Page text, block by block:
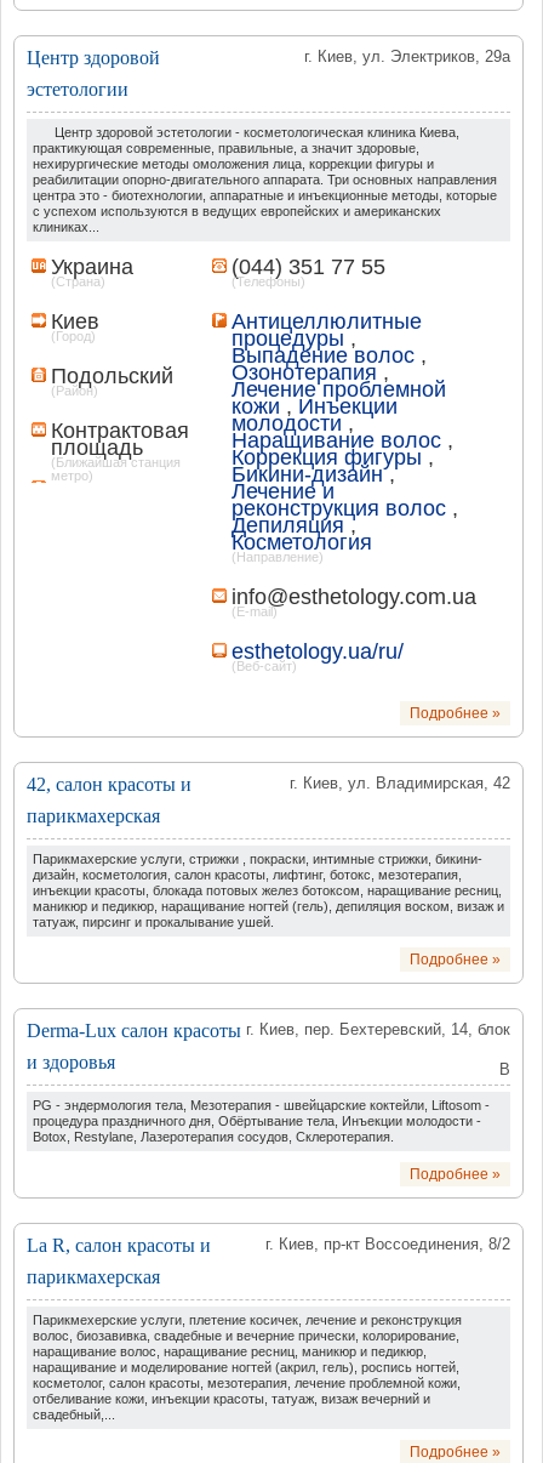
г. Киев, ул. Электриков, 29а
Центр здоровой
эстетологии
Центр здоровой эстетологии - косметологическая клиника Киева,
практикующая современные, правильные, а значит здоровые,
нехирургические методы омоложения лица, коррекции фигуры и
реабилитации опорно-двигательного аппарата. Три основных направления
центра это - биотехнологии, аппаратные и инъекционные методы, которые
с успехом используются в ведущих европейских и американских
клиниках...
Украина
(Страна)
Киев
(Город)
Подольский
(Район)
Контрактовая
площадь
(Ближайшая станция
метро)
(044) 351 77 55
(Телефоны)
Антицеллюлитные
процедуры ,
Выпадение волос ,
Озонотерапия ,
Лечение проблемной
кожи , Инъекции
молодости ,
Наращивание волос ,
Коррекция фигуры ,
Бикини-дизайн,
Лечение и
реконструкция волос ,
Депиляция ,
Косметология
(Направление)
info@esthetology.com.ua
(E-mail)
esthetology.ua/ru/
(Веб-сайт)
Подробнее »
г. Киев, ул. Владимирская, 42
42, салон красоты и
парикмахерская
Парикмахерские услуги, стрижки , покраски, интимные стрижки, бикини-
дизайн, косметология, салон красоты, лифтинг, ботокс, мезотерапия,
инъекции красоты, блокада потовых желез ботоксом, наращивание ресниц,
маникюр и педикюр, наращивание ногтей (гель), депиляция воском, визаж и
татуаж, пирсинг и прокалывание ушей.
Подробнее »
г. Киев, пер. Бехтеревский, 14, блок
В
Derma-Lux салон красоты
и здоровья
PG - эндермология тела, Мезотерапия - швейцарские коктейли, Liftosom -
процедура праздничного дня, Обёртывание тела, Инъекции молодости -
Botox, Restylane, Лазеротерапия сосудов, Склеротерапия.
Подробнее »
г. Киев, пр-кт Воссоединения, 8/2
La R, салон красоты и
парикмахерская
Парикмехерские услуги, плетение косичек, лечение и реконструкция
волос, биозавивка, свадебные и вечерние прически, колорирование,
наращивание волос, наращивание ресниц, маникюр и педикюр,
наращивание и моделирование ногтей (акрил, гель), роспись ногтей,
косметолог, салон красоты, мезотерапия, лечение проблемной кожи,
отбеливание кожи, инъекции красоты, татуаж, визаж вечерний и
свадебный,...
Подробнее »